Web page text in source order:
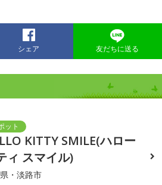
シェア 友だちに送る
KITTY SMILE(ハロー
ィ スマイル)
・淡路市